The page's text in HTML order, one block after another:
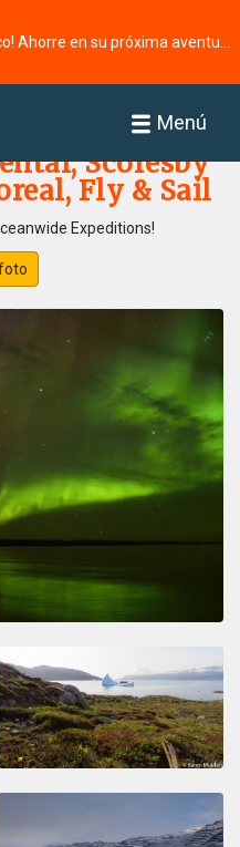
Menú
Scoresby
Fly & Sail
Expeditions!